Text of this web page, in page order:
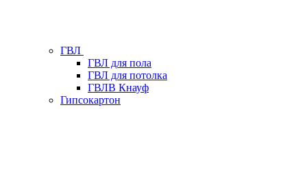
ГВЛ
ГВЛ для пола
ГВЛ для потолка
ГВЛВ Кнауф
Гипсокартон